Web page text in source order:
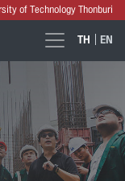
of Technology Thonburi
TH EN